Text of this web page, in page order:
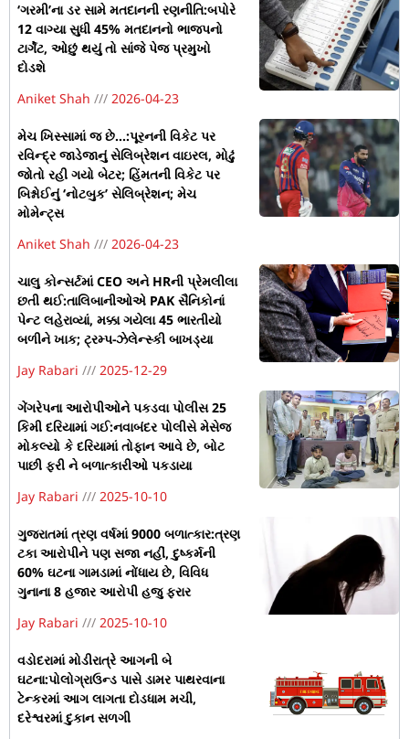
‘ગરમી’ના ડર સામે મતદાનની રણનીતિ:બપોરે
12 વાગ્યા સુધી 45% મતદાનનો ભાજપનો
ટાર્ગેટ, ઓછું થયું તો સાંજે પેજ પ્રમુખો
દોડશે
Aniket Shah
2026-04-23
મેચ ખિસ્સામાં જ છે…:પૂરનની વિકેટ પર
રવિન્દ્ર જાડેજાનું સેલિબ્રેશન વાઇરલ, મોઢું
જોતો રહી ગયો બેટર; હિંમતની વિકેટ પર
બિશ્નોઈનું ‘નોટબુક’ સેલિબ્રેશન; મેચ
મોમેન્ટ્સ
Aniket Shah
2026-04-23
ચાલુ કોન્સર્ટમાં CEO અને HRની પ્રેમલીલા
છતી થઈ:તાલિબાનીઓએ PAK સૈનિકોનાં
પેન્ટ લહેરાવ્યાં, મક્કા ગયેલા 45 ભારતીયો
બળીને ખાક; ટ્રમ્પ-ઝેલેન્સ્કી બાખડ્યા
Jay Rabari
2025-12-29
ગેંગરેપના આરોપીઓને પકડવા પોલીસ 25
કિમી દરિયામાં ગઈ:નવાબંદર પોલીસે મેસેજ
મોકલ્યો કે દરિયામાં તોફાન આવે છે, બોટ
પાછી ફરી ને બળાત્કારીઓ પકડાયા
Jay Rabari
2025-10-10
ગુજરાતમાં ત્રણ વર્ષમાં 9000 બળાત્કાર:ત્રણ
ટકા આરોપીને પણ સજા નહીં, દુષ્કર્મની
60% ઘટના ગામડામાં નોંધાય છે, વિવિધ
ગુનાના 8 હજાર આરોપી હજુ ફરાર
Jay Rabari
2025-10-10
વડોદરામાં મોડીરાત્રે આગની બે
ઘટના:પોલોગ્રાઉન્ડ પાસે ડામર પાથરવાના
ટેન્કરમાં આગ લાગતા દોડધામ મચી,
દરેશ્વરમાં દુકાન સળગી